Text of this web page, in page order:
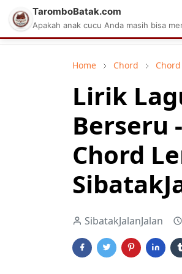
Matius Celcius
Home Chord
Lirik
Berseru
Chord
SibatakJalanJalan
TaromboBatak.com
Apakah anak cucu Anda masih bisa